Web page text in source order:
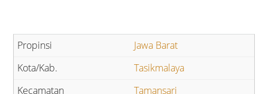
Jawa Barat
Tasikmalaya
Tamansari